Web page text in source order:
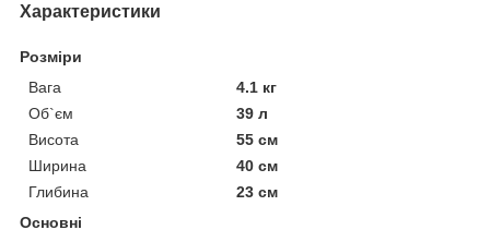
Характеристики
Розміри
Вага
4.1 кг
Об`єм
39 л
Висота
55 см
Ширина
40 см
Глибина
23 см
Основні